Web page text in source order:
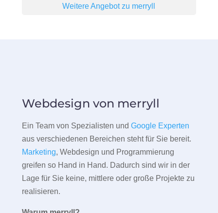
Weitere Angebot zu merryll
Webdesign von merryll
Ein Team von Spezialisten und Google Experten
aus verschiedenen Bereichen steht für Sie bereit.
Marketing, Webdesign und Programmierung
greifen so Hand in Hand. Dadurch sind wir in der
Lage für Sie keine, mittlere oder große Projekte zu
realisieren.